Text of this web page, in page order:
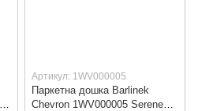
Артикул: 1WV000005
Паркетна дошка Barlinek
Chevron 1WV000005 Serene